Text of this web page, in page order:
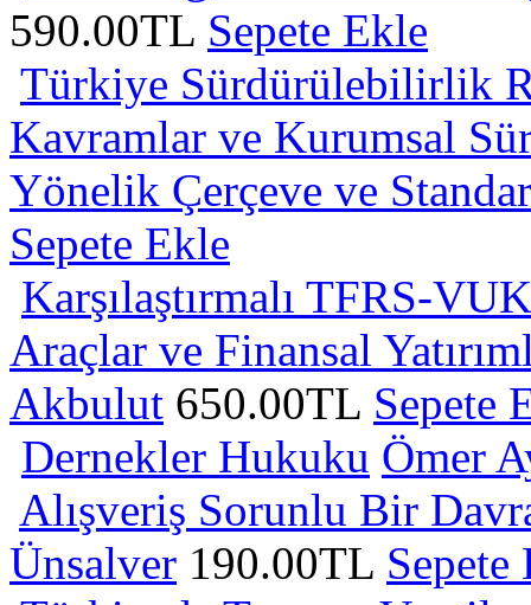
590.00TL Sepete Ekle
Türkiye Sürdürülebilirlik
Kavramlar ve Kurumsal
Yönelik Çerçeve ve
Sepete Ekle
Karşılaştırmalı TFRS-
Araçlar ve Finansal
Akbulut 650.00TL Sepete
Dernekler Hukuku Ömer
Alışveriş Sorunlu Bir
Ünsalver 190.00TL Sepete